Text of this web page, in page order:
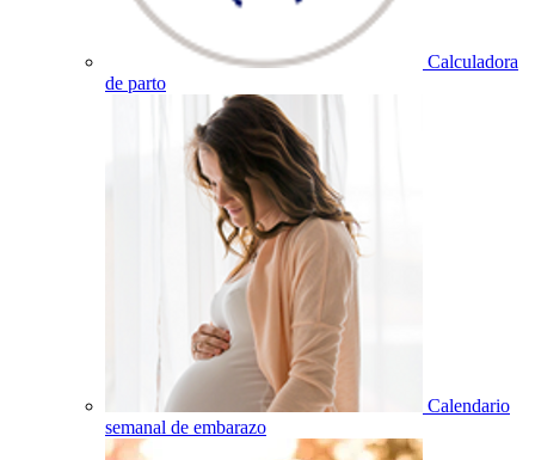
Calculadora
de parto
Calendario
semanal de embarazo